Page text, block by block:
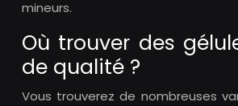
mineurs.
Où trouver des
de qualité ?
Vous trouverez de nombreuses